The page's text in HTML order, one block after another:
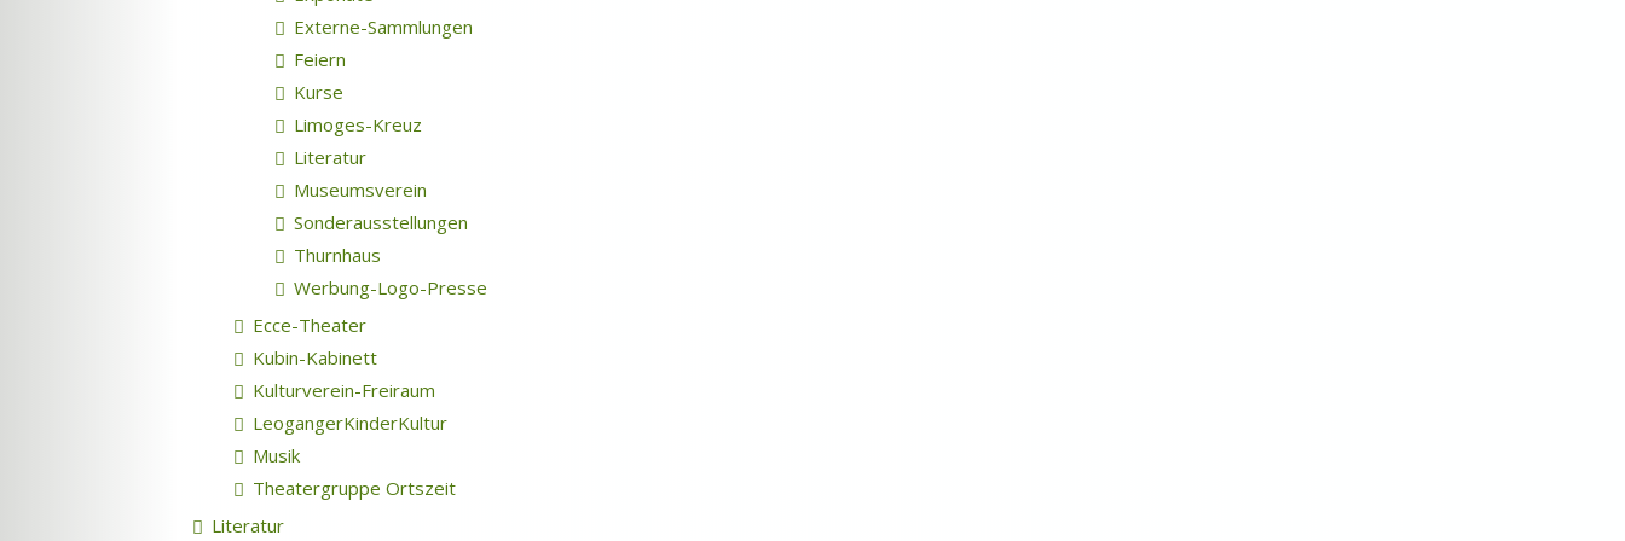
Externe-Sammlungen
Feiern
Kurse
Limoges-Kreuz
Literatur
Museumsverein
Sonderausstellungen
Thurnhaus
Werbung-Logo-Presse
Ecce-Theater
Kubin-Kabinett
Kulturverein-Freiraum
LeogangerKinderKultur
Musik
Theatergruppe Ortszeit
Literatur